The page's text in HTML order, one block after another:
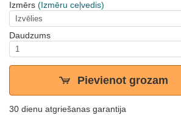
Izmērs (Izmēru ceļvedis)
Daudzums
Pievienot grozam
30 dienu atgriešanas garantija